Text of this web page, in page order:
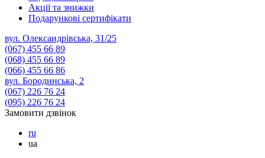
Акції та знижки
Подарункові сертифікати
вул. Олександрівська, 31/25
(067) 455 66 89
(068) 455 66 89
(066) 455 66 86
вул. Бородинська, 2
(067) 226 76 24
(095) 226 76 24
Замовити дзвінок
ru
ua